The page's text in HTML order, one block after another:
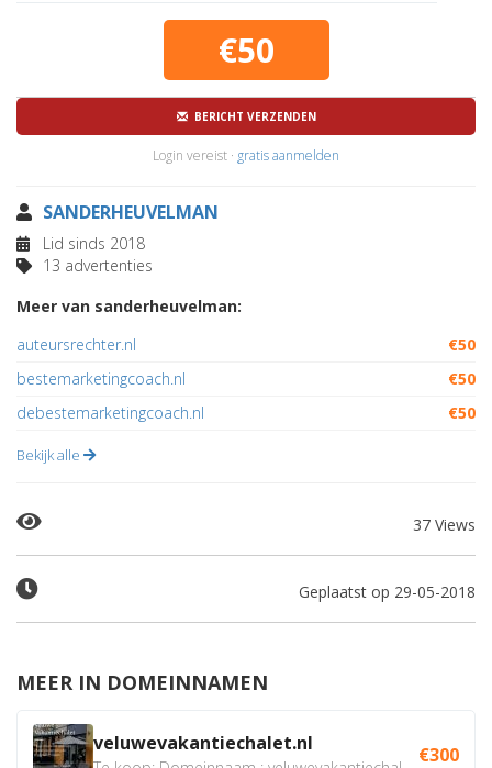
€50
BERICHT VERZENDEN
Login vereist · gratis aanmelden
SANDERHEUVELMAN
Lid sinds 2018
13 advertenties
Meer van sanderheuvelman:
auteursrechter.nl
€50
bestemarketingcoach.nl
€50
debestemarketingcoach.nl
€50
Bekijk alle
37 Views
Geplaatst op 29-05-2018
MEER IN DOMEINNAMEN
veluwevakantiechalet.nl €300